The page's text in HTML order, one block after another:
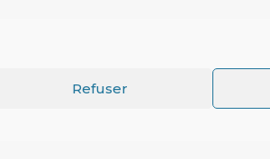
Refuser